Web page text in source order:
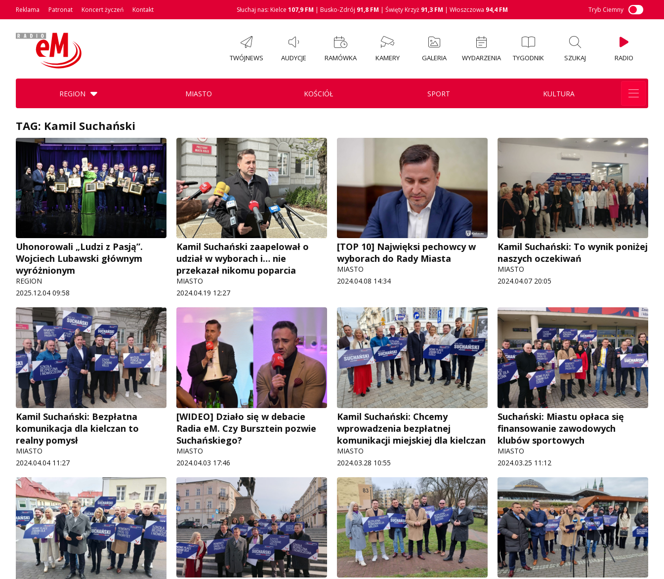
Reklama Patronat Koncert życzeń Kontakt Słuchaj nas: Kielce 107,9 FM | Busko-Zdrój 91,8 FM | Święty Krzyż 91,3 FM | Włoszczowa 94,4 FM Tryb Ciemny
TWÓJNEWS AUDYCJE RAMÓWKA KAMERY GALERIA WYDARZENIA TYGODNIK SZUKAJ RADIO
REGION MIASTO KOŚCIÓŁ SPORT KULTURA
TAG: Kamil Suchański
Uhonorowali „Ludzi z Pasją”.
Wojciech Lubawski głównym
wyróżnionym
REGION
2025.12.04 09:58
Kamil Suchański zaapelował o
udział w wyborach i… nie
przekazał nikomu poparcia
MIASTO
2024.04.19 12:27
[TOP 10] Najwięksi pechowcy w
wyborach do Rady Miasta
MIASTO
2024.04.08 14:34
Kamil Suchański: To wynik poniżej
naszych oczekiwań
MIASTO
2024.04.07 20:05
Kamil Suchański: Bezpłatna
komunikacja dla kielczan to
realny pomysł
MIASTO
2024.04.04 11:27
[WIDEO] Działo się w debacie
Radia eM. Czy Bursztein pozwie
Suchańskiego?
MIASTO
2024.04.03 17:46
Kamil Suchański: Chcemy
wprowadzenia bezpłatnej
komunikacji miejskiej dla kielczan
MIASTO
2024.03.28 10:55
Suchański: Miastu opłaca się
finansowanie zawodowych
klubów sportowych
MIASTO
2024.03.25 11:12